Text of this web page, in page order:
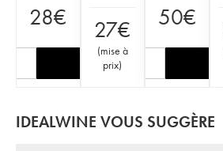
28€ 27€
(mise à
prix)
50€
IDEALWINE VOUS SUGGÈRE